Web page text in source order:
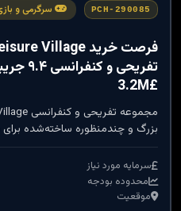
PCH-290085 سرگرمی و
£3.2M
بزرگ و چندمنظوره ساخته‌شده
تئاتر، باشگاه ورزشی، سالن
وسیع، یک فرصت کم‌نظیر برای
سرمایه مورد نیاز
محدوده بودجه
موقعیت